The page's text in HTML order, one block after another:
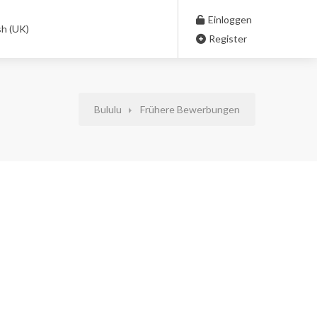
(UK)
Einloggen
Register
Bululu Frühere Bewerbungen